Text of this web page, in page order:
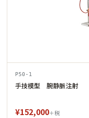
P50-1
手技模型 腕静脈注射
¥152,000＋税